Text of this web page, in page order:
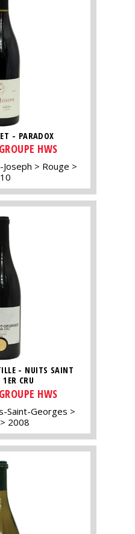
- PARADOX
HWS
Joseph
Rouge
- NUITS SAINT
1ER CRU
HWS
Saint-Georges
2008